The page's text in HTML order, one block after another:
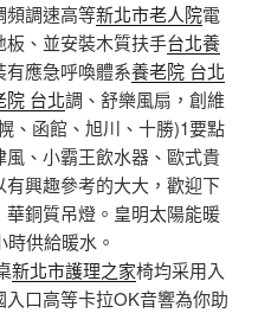
頻調速高等新北市老人院電
、並安裝木質扶手台北養
有應急呼喚體系養老院 台北
院 台北調、舒樂風扇，創維
、函館、旭川、十勝)1要點
、小霸王飲水器、歐式貴
興趣參考的大大，歡迎下
銅質吊燈。皇明太陽能暖
供給暖水。
新北市護理之家椅均采用入
口高等卡拉OK音響為你助